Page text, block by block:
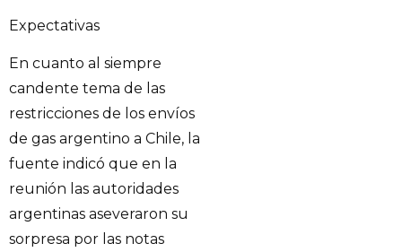
Expectativas
En cuanto al siempre
candente tema de las
restricciones de los envíos
de gas argentino a Chile, la
fuente indicó que en la
reunión las autoridades
argentinas aseveraron su
sorpresa por las notas